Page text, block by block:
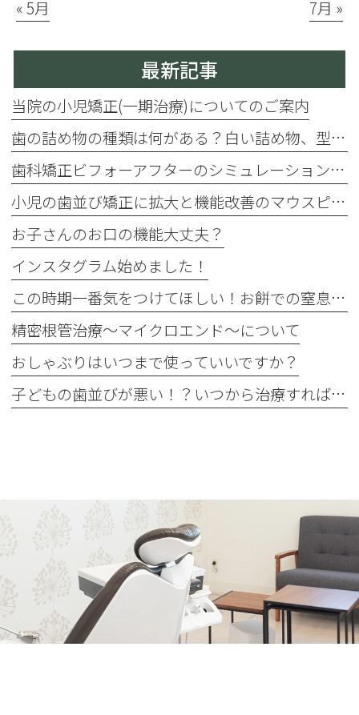
« 5月 7月 »
最新記事
当院の小児矯正(一期治療)についてのご案内
歯の詰め物の種類は何がある？白い詰め物、型取りがデジタルになりました！じゃあ保険と自費診療の違いは？
歯科矯正ビフォーアフターのシミュレーションができます
小児の歯並び矯正に拡大と機能改善のマウスピース・プレオルソ
お子さんのお口の機能大丈夫？
インスタグラム始めました！
この時期一番気をつけてほしい！お餅での窒息事故
精密根管治療〜マイクロエンド〜について
おしゃぶりはいつまで使っていいですか？
子どもの歯並びが悪い！？いつから治療すればいいの？